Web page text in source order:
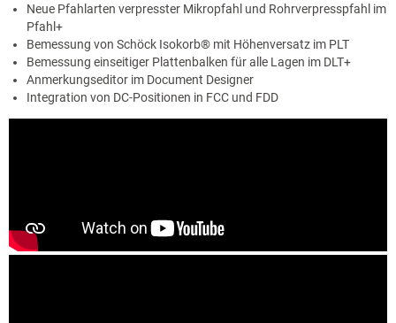
Neue Pfahlarten verpresster Mikropfahl und Rohrverpresspfahl im
Pfahl+
Bemessung von Schöck Isokorb® mit Höhenversatz im PLT
Bemessung einseitiger Plattenbalken für alle Lagen im DLT+
Anmerkungseditor im Document Designer
Integration von DC-Positionen in FCC und FDD